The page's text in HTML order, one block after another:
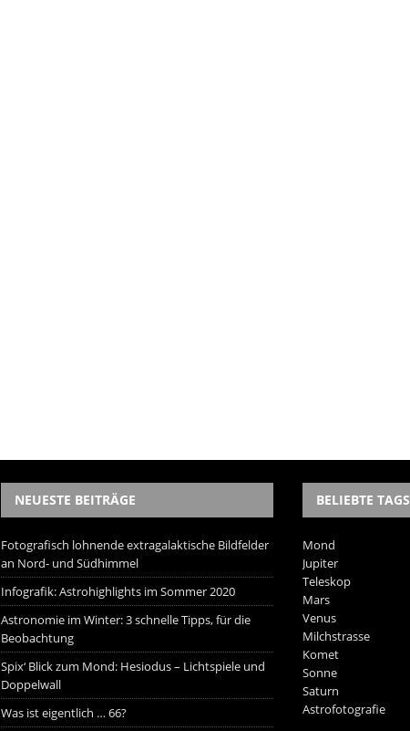
NEUESTE BEITRÄGE
Fotografisch lohnende extragalaktische Bildfelder
an Nord- und Südhimmel
Infografik: Astrohighlights im Sommer 2020
Astronomie im Winter: 3 schnelle Tipps, für die
Beobachtung
Spix‘ Blick zum Mond: Hesiodus – Lichtspiele und
Doppelwall
Was ist eigentlich … 66?
BELIEBTE TAGS
Mond
Jupiter
Teleskop
Mars
Venus
Milchstrasse
Komet
Sonne
Saturn
Astrofotografie